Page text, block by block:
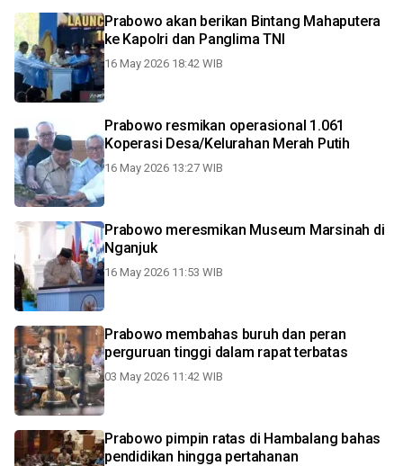
Prabowo akan berikan Bintang Mahaputera
ke Kapolri dan Panglima TNI
16 May 2026 18:42 WIB
Prabowo resmikan operasional 1.061
Koperasi Desa/Kelurahan Merah Putih
16 May 2026 13:27 WIB
Prabowo meresmikan Museum Marsinah di
Nganjuk
16 May 2026 11:53 WIB
Prabowo membahas buruh dan peran
perguruan tinggi dalam rapat terbatas
03 May 2026 11:42 WIB
Prabowo pimpin ratas di Hambalang bahas
pendidikan hingga pertahanan